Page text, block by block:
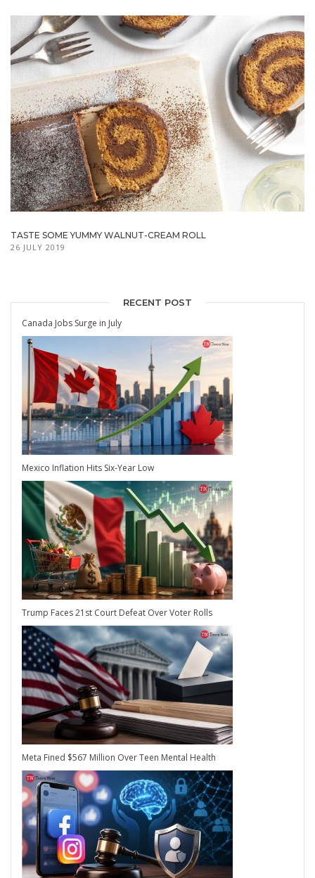
TASTE SOME YUMMY WALNUT-CREAM ROLL
26 JULY 2019
RECENT POST
Canada Jobs Surge in July
Mexico Inflation Hits Six-Year Low
Trump Faces 21st Court Defeat Over Voter Rolls
Meta Fined $567 Million Over Teen Mental Health